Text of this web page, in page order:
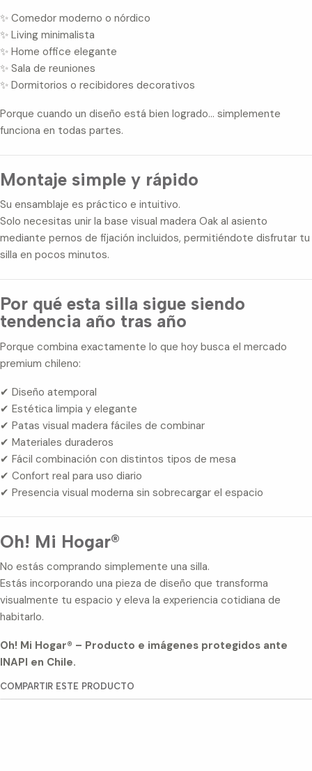
✨ Comedor moderno o nórdico
✨ Living minimalista
✨ Home office elegante
✨ Sala de reuniones
✨ Dormitorios o recibidores decorativos
Porque cuando un diseño está bien logrado… simplemente
funciona en todas partes.
Montaje simple y rápido
Su ensamblaje es práctico e intuitivo.
Solo necesitas unir la base visual madera Oak al asiento
mediante pernos de fijación incluidos, permitiéndote disfrutar tu
silla en pocos minutos.
Por qué esta silla sigue siendo
tendencia año tras año
Porque combina exactamente lo que hoy busca el mercado
premium chileno:
✔ Diseño atemporal
✔ Estética limpia y elegante
✔ Patas visual madera fáciles de combinar
✔ Materiales duraderos
✔ Fácil combinación con distintos tipos de mesa
✔ Confort real para uso diario
✔ Presencia visual moderna sin sobrecargar el espacio
Oh! Mi Hogar®
No estás comprando simplemente una silla.
Estás incorporando una pieza de diseño que transforma
visualmente tu espacio y eleva la experiencia cotidiana de
habitarlo.
Oh! Mi Hogar® – Producto e imágenes protegidos ante
INAPI en Chile.
COMPARTIR ESTE PRODUCTO